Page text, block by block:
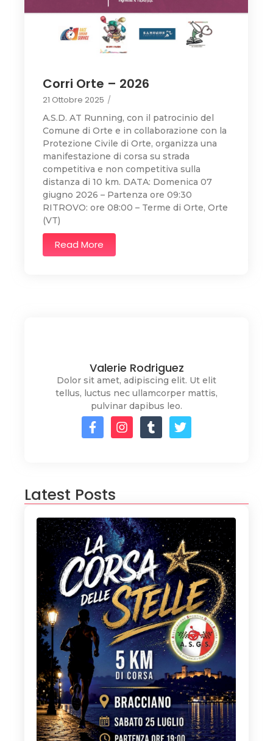
Corri Orte – 2026
21 Ottobre 2025 /
A.S.D. AT Running, con il patrocinio del
Comune di Orte e in collaborazione con la
Protezione Civile di Orte, organizza una
manifestazione di corsa su strada
competitiva e non competitiva sulla
distanza di 10 km. DATA: Domenica 07
giugno 2026 – Partenza ore 09:30
RITROVO: ore 08:00 – Terme di Orte, Orte
(VT)
Read More
Valerie Rodriguez
Dolor sit amet, adipiscing elit. Ut elit
tellus, luctus nec ullamcorper mattis,
pulvinar dapibus leo.
Latest Posts